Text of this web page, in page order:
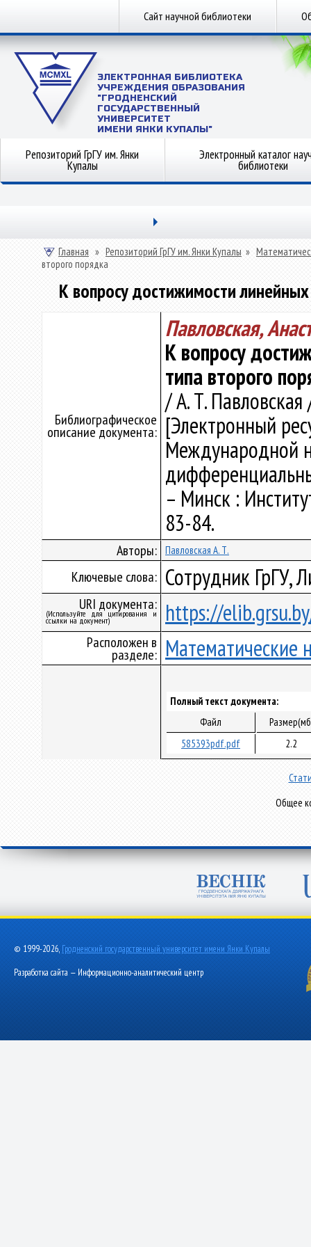
Сайт научной библиотеки
ЭЛЕКТРОННАЯ БИБЛИОТЕКА
УЧРЕЖДЕНИЯ ОБРАЗОВАНИЯ
"ГРОДНЕНСКИЙ
ГОСУДАРСТВЕННЫЙ
УНИВЕРСИТЕТ
ИМЕНИ ЯНКИ КУПАЛЫ"
Репозиторий ГрГУ им. Янки
Купалы
Электронный каталог
библиотеки
Главная » Репозиторий ГрГУ им. Янки Купалы »
второго порядка
К вопросу достижимости
Библиографическое
описание документа:
Павловская,
К вопросу
типа второго
/ А. Т.
[Электронный
Международной
– Минск :
83-84.
Авторы: Павловская А. Т.
Ключевые слова: Сотрудник ГрГУ,
URI документа:
(Используйте для цитирования и
ссылки на документ) https://
Расположен в
разделе: Математические
Полный текст документа:
Файл
585393pdf.pdf
2.2
Общее
© 1999-2026, Гродненский государственный университет имени Янки Купалы
Разработка сайта — Информационно-аналитический центр